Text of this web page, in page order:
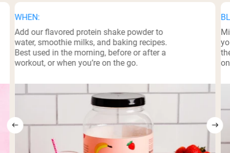
WHEN:
Add our flavored protein shake powder to
water, smoothie milks, and baking recipes.
Best used in the morning, before or after a
workout, or when you’re on the go.